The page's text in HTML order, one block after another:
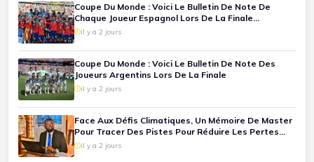
Coupe Du Monde : Voici Le Bulletin De Note De
Chaque Joueur Espagnol Lors De La Finale
Espagne-Argentine
il y a 2 jours
Coupe Du Monde : Voici Le Bulletin De Note Des
Joueurs Argentins Lors De La Finale
il y a 2 jours
Face Aux Défis Climatiques, Un Mémoire De Master
Pour Tracer Des Pistes Pour Réduire Les Pertes
Agricoles.(Mention Très Bien Pour Mario Pancrace
il y a 2 jours